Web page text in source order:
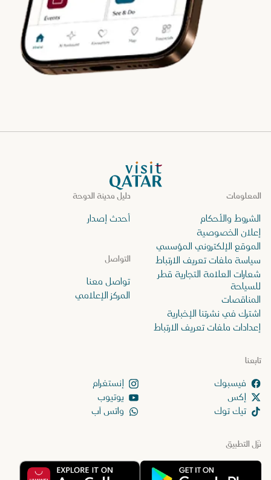
الصفحة الرئيسية لموقع VisitQatar
نزّل التطبيق
دليل مدينة الدوحة
أحدث إصدار
تابعنا
إنستغرام
إكس
يوتيوب
تيك توك
واتس آب
التواصل
تواصل معنا
المركز الإعلامي
المعلومات
الشروط والأحكام
إعلان الخصوصية
الموقع الإلكتروني المؤسسي
سياسة ملفات تعريف الارتباط
شعارات العلامة التجارية قطر
للسياحة
المناقصات
اشترك في نشرتنا الإخبارية
إعدادات ملفات تعريف الارتباط